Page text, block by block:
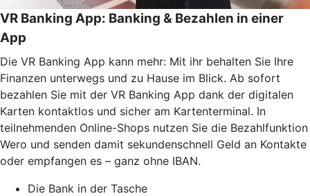
VR Banking App: Banking & Bezahlen in einer
App
Die VR Banking App kann mehr: Mit ihr behalten Sie Ihre
Finanzen unterwegs und zu Hause im Blick. Ab sofort
bezahlen Sie mit der VR Banking App dank der digitalen
Karten kontaktlos und sicher am Kartenterminal. In
teilnehmenden Online-Shops nutzen Sie die Bezahlfunktion
Wero und senden damit sekundenschnell Geld an Kontakte
oder empfangen es – ganz ohne IBAN.
Die Bank in der Tasche